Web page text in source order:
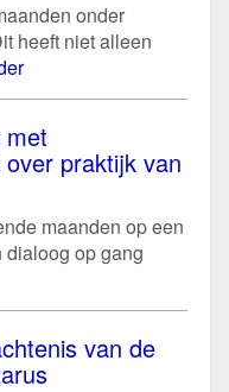
onder
heeft niet alleen
met
praktijk van
maanden op een
dialoog op gang
van de